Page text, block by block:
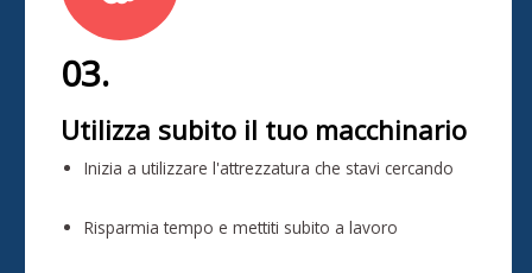
03.
Utilizza subito il tuo macchinario
Inizia a utilizzare l'attrezzatura che stavi cercando
Risparmia tempo e mettiti subito a lavoro